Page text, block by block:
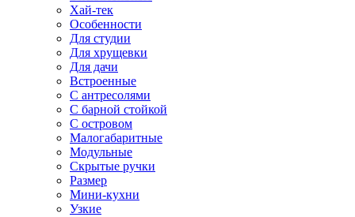
Хай-тек
Особенности
Для студии
Для хрущевки
Для дачи
Встроенные
С антресолями
С барной стойкой
С островом
Малогабаритные
Модульные
Скрытые ручки
Размер
Мини-кухни
Узкие